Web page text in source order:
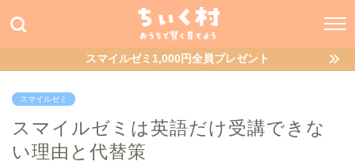
スマイルゼミ1,000円全員プレゼント
スマイルゼミ
スマイルゼミは英語だけ受講できな
い理由と代替策